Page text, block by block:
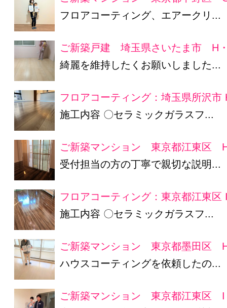
フロアコーティング、エアークリ...
ご新築戸建 埼玉県さいたま市 H
綺麗を維持したくお願いしました...
フロアコーティング：埼玉県所沢市
施工内容 〇セラミックガラスフ...
ご新築マンション 東京都江東区
受付担当の方の丁寧で親切な説明...
フロアコーティング：東京都江東区
施工内容 〇セラミックガラスフ...
ご新築マンション 東京都墨田区
ハウスコーティングを依頼したの...
ご新築マンション 東京都江東区 I